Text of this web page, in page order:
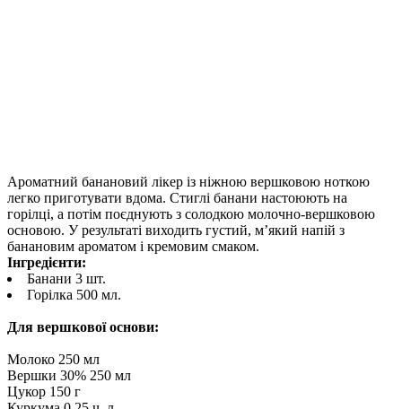
Ароматний банановий лікер із ніжною вершковою ноткою
легко приготувати вдома. Стиглі банани настоюють на
горілці, а потім поєднують з солодкою молочно-вершковою
основою. У результаті виходить густий, м’який напій з
банановим ароматом і кремовим смаком.
Інгредієнти:
Банани 3 шт.
Горілка 500 мл.
Для вершкової основи:
Молоко 250 мл
Вершки 30% 250 мл
Цукор 150 г